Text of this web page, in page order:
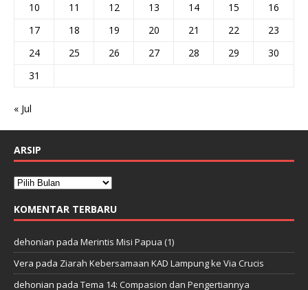
10
11 12 13 14 15
16
17
18 19 20 21 22
23
24
25 26 27 28 29
30
31
« Jul
ARSIP
KOMENTAR TERBARU
dehonian pada Merintis Misi Papua (1)
Vera pada Ziarah Kebersamaan KAD Lampung ke Via Crucis
dehonian pada Tema 14: Compasion dan Pengertiannya